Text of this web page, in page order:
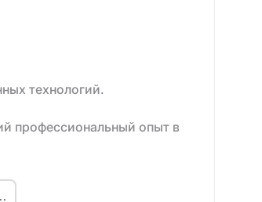
технологий.
профессиональный опыт в
полного цикла в